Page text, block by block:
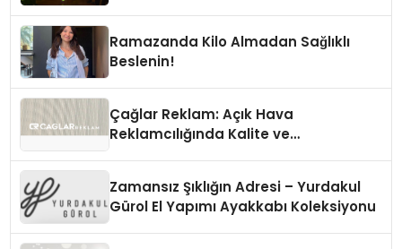
Ramazanda Kilo Almadan Sağlıklı
Beslenin!
Çağlar Reklam: Açık Hava
Reklamcılığında Kalite ve
Zamansız Şıklığın Adresi – Yurdakul
Gürol El Yapımı Ayakkabı Koleksiyonu